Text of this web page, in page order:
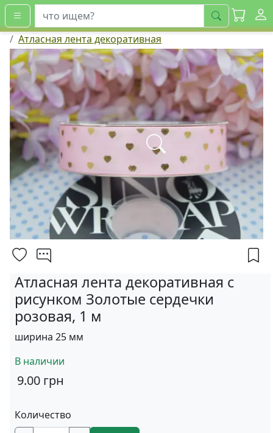
искать
Атласная лента декоративная
Атласная лента декоративная с
рисунком Золотые сердечки
розовая, 1 м
ширина 25 мм
В наличии
9.00 грн
Количество